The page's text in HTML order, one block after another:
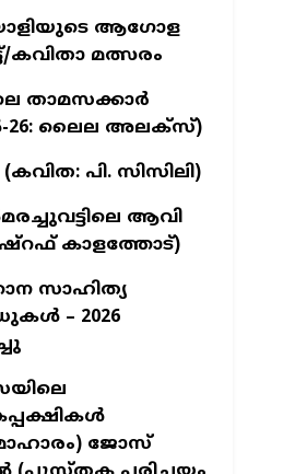
ആഗോള
കവിതാ മത്സരം
താമസക്കാർ
26: ലൈല അലക്‌സ്)
പി. സിസിലി)
ആവി
കാളത്തോട്)
സാഹിത്യ
– 2026
ജോസ്